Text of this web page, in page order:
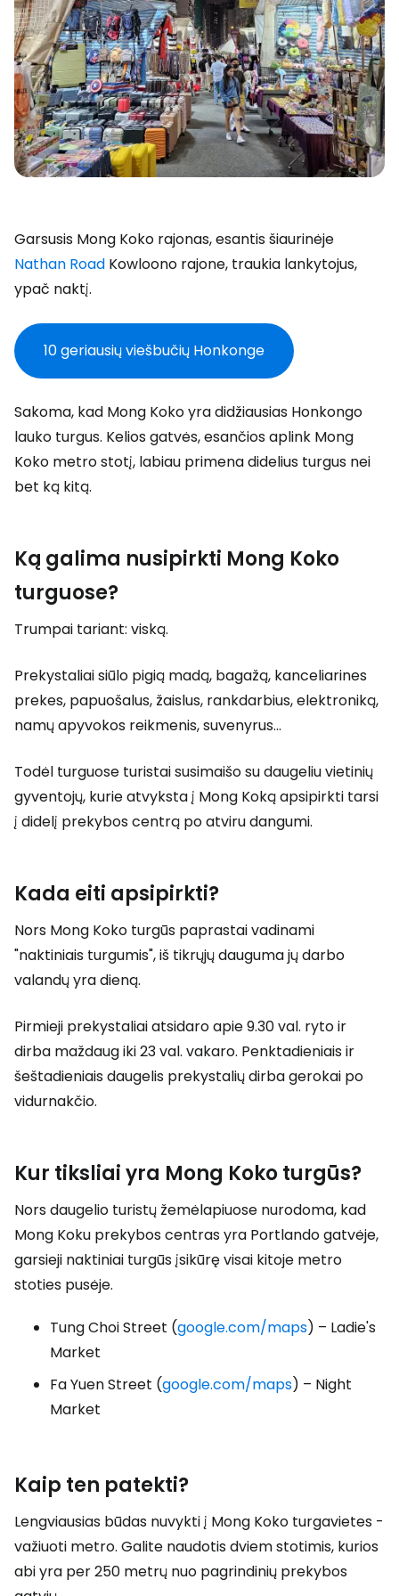
Garsusis Mong Koko rajonas, esantis šiaurinėje
Nathan Road Kowloono rajone, traukia lankytojus,
ypač naktį.
10 geriausių viešbučių Honkonge
Sakoma, kad Mong Koko yra didžiausias Honkongo
lauko turgus. Kelios gatvės, esančios aplink Mong
Koko metro stotį, labiau primena didelius turgus nei
bet ką kitą.
Ką galima nusipirkti Mong Koko
turguose?
Trumpai tariant: viską.
Prekystaliai siūlo pigią madą, bagažą, kanceliarines
prekes, papuošalus, žaislus, rankdarbius, elektroniką,
namų apyvokos reikmenis, suvenyrus...
Todėl turguose turistai susimaišo su daugeliu vietinių
gyventojų, kurie atvyksta į Mong Koką apsipirkti tarsi
į didelį prekybos centrą po atviru dangumi.
Kada eiti apsipirkti?
Nors Mong Koko turgūs paprastai vadinami
"naktiniais turgumis", iš tikrųjų dauguma jų darbo
valandų yra dieną.
Pirmieji prekystaliai atsidaro apie 9.30 val. ryto ir
dirba maždaug iki 23 val. vakaro. Penktadieniais ir
šeštadieniais daugelis prekystalių dirba gerokai po
vidurnakčio.
Kur tiksliai yra Mong Koko turgūs?
Nors daugelio turistų žemėlapiuose nurodoma, kad
Mong Koku prekybos centras yra Portlando gatvėje,
garsieji naktiniai turgūs įsikūrę visai kitoje metro
stoties pusėje.
Tung Choi Street (google.com/maps) – Ladie's
Market
Fa Yuen Street (google.com/maps) – Night
Market
Kaip ten patekti?
Lengviausias būdas nuvykti į Mong Koko turgavietes -
važiuoti metro. Galite naudotis dviem stotimis, kurios
abi yra per 250 metrų nuo pagrindinių prekybos